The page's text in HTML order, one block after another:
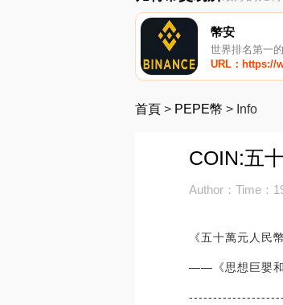
幣安
世界排名第一
URL：https://
首頁 > PEPE幣 > Info
COIN:五
Author：Time：
《五十萬元人民
——《思想巨嬰和